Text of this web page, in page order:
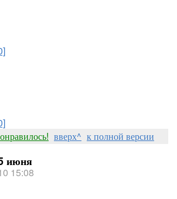
вверх^ к полной версии
июня
15:08